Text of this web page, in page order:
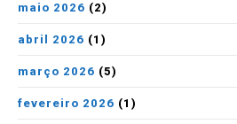
maio 2026 (2)
abril 2026 (1)
março 2026 (5)
fevereiro 2026 (1)